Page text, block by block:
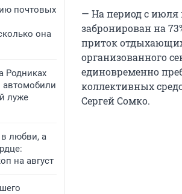
почтовых
она
Родниках
автомобили
луже
любви, а
на август
— На период с июля
забронирован на
приток
организованного
единовременно
коллективных
Сергей Сомко.